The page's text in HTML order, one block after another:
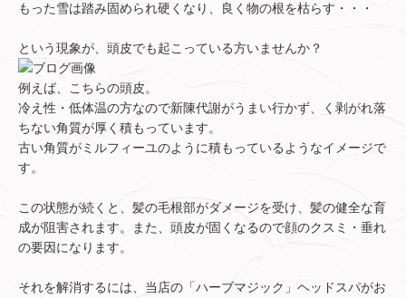
もった雪は踏み固められ硬くなり、良く物の根を枯らす・・・
という現象が、頭皮でも起こっている方いませんか？
例えば、こちらの頭皮。
冷え性・低体温の方なので新陳代謝がうまい行かず、く剥がれ落
ちない角質が厚く積もっています。
古い角質がミルフィーユのように積もっているようなイメージで
す。
この状態が続くと、髪の毛根部がダメージを受け、髪の健全な育
成が阻害されます。また、頭皮が固くなるので顔のクスミ・垂れ
の要因になります。
それを解消するには、当店の「ハーブマジック」ヘッドスパがお